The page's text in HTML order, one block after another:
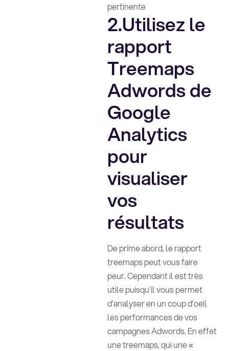
pertinente
2.Utilisez le
rapport
Treemaps
Adwords de
Google
Analytics
pour
visualiser
vos
résultats
De prime abord, le rapport
treemaps peut vous faire
peur. Cependant il est très
utile puisqu’il vous permet
d’analyser en un coup d’oeil
les performances de vos
campagnes Adwords. En effet
une treemaps, qui une «